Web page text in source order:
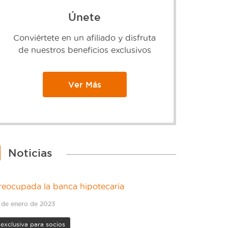
Únete
Conviértete en un afiliado y disfruta
de nuestros beneficios exclusivos
Ver Más
Noticias
la banca hipotecaria
de enero de 2023
exclusiva para socios